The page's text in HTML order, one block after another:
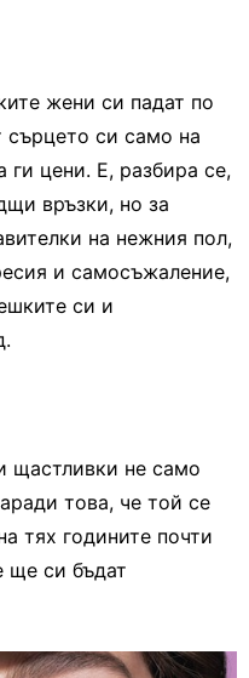
жени си падат по
сърцето си само на
цени. Е, разбира се,
връзки, но за
на нежния пол,
и самосъжаление,
си и
щастливки не само
това, че той се
тях годините почти
ще си бъдат